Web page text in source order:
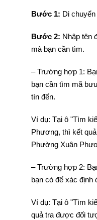
Bước 1: Di
Bước 2: Nhập tên
mà bạn cần tìm.
– Trường hợp 1:
bạn cần tìm mã
tín đến.
Ví dụ: Tại ô "Tìm
Phương, thì kết
Phường Xuân
– Trường hợp 2:
bạn có để xác
Ví dụ: Tại ô "Tìm
quả tra được đối